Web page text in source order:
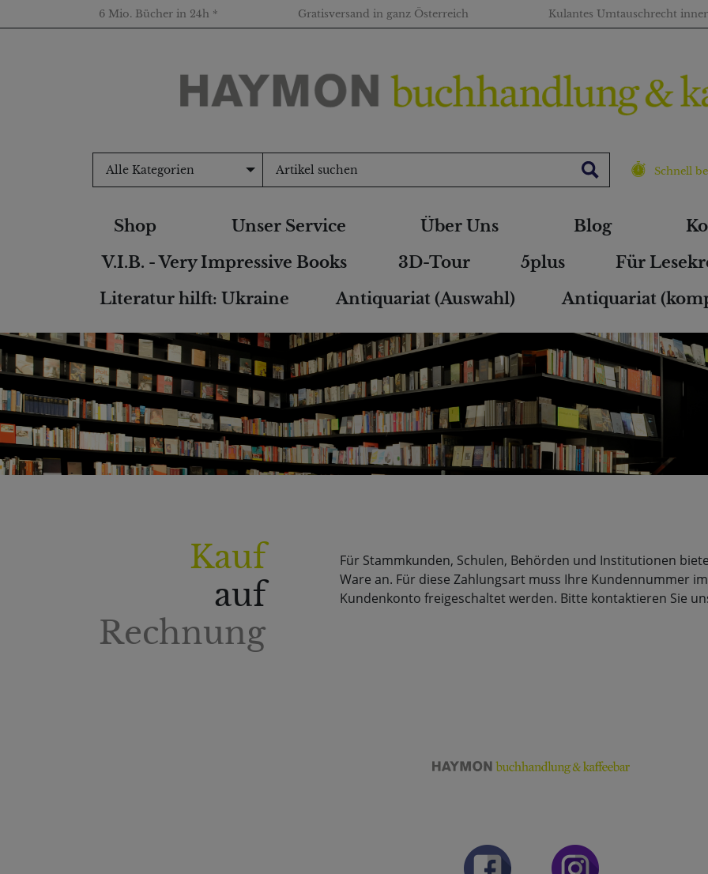
6 Mio. Bücher in 24h * Gratisversand in ganz Österreich Kulantes Umtauschrecht
Alle Kategorien Schnell
Shop Unser Service Über Uns Blog
V.I.B. - Very Impressive Books
3D-Tour 5plus
Für
Literatur hilft: Ukraine
Antiquariat (Auswahl) Antiquariat
Kauf
auf
Rechnung
Für Stammkunden, Schulen, Behörden und Institutionen
Ware an. Für diese Zahlungsart muss Ihre Kundennummer
Kundenkonto freigeschaltet werden. Bitte kontaktieren Sie